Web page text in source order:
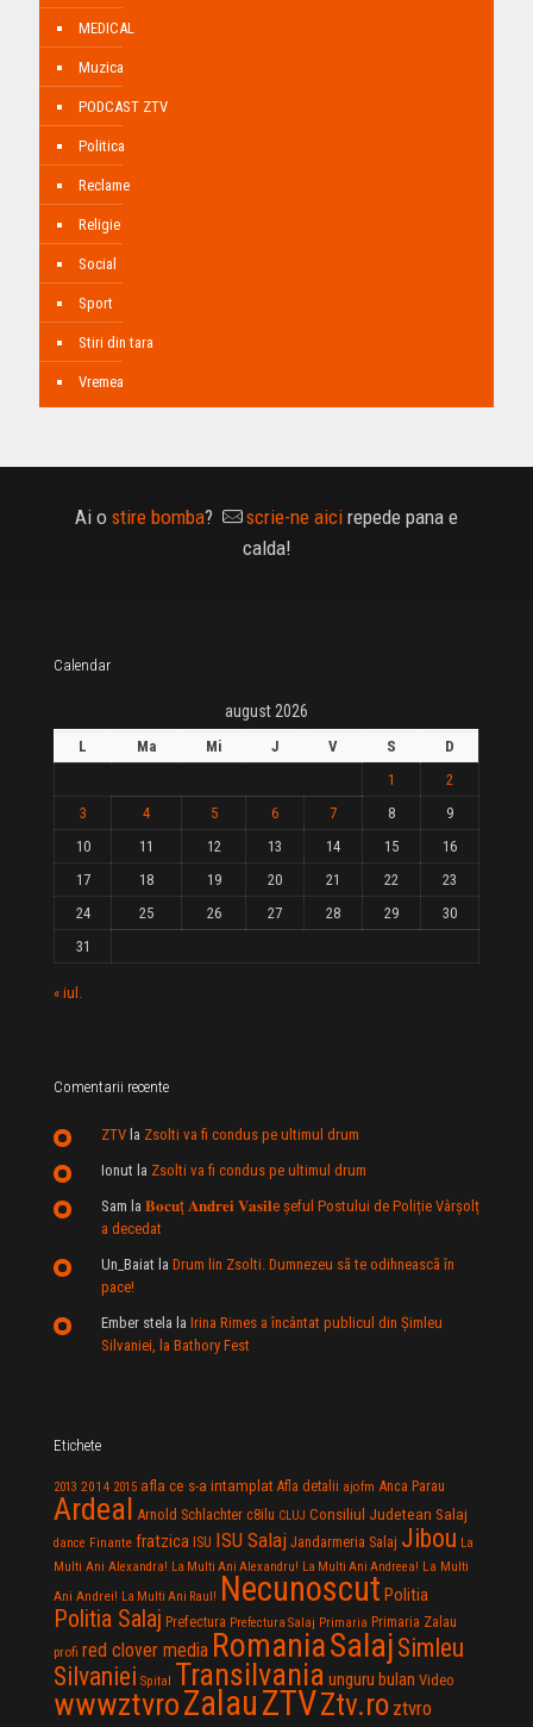
MEDICAL
Muzica
PODCAST ZTV
Politica
Reclame
Religie
Social
Sport
Stiri din tara
Vremea
Ai o stire bomba? scrie-ne aici repede pana e
calda!
Calendar
august 2026
L Ma Mi J V S
D
1
2
3
4 5 6 7 8
9
10
11 12 13 14 15
16
17
18 19 20 21 22
23
24
25 26 27 28 29
30
31
« iul.
Comentarii recente
ZTV la Zsolti va fi condus pe ultimul drum
Ionut la Zsolti va fi condus pe ultimul drum
Sam la 𝐁𝐨𝐜𝐮ț 𝐀𝐧𝐝𝐫𝐞𝐢 𝐕𝐚𝐬𝐢𝐥e şeful Postului de Poliție Vârșolț
a decedat
Un_Baiat la Drum lin Zsolti. Dumnezeu sã te odihneascã în
pace!
Ember stela la Irina Rimes a încântat publicul din Şimleu
Silvaniei, la Bathory Fest
Etichete
2013 2014 2015 afla ce s-a intamplat Afla detalii ajofm Anca Parau
Ardeal Arnold Schlachter c8ilu CLUJ Consiliul Judetean Salaj
dance Finante fratzica ISU ISU Salaj Jandarmeria Salaj Jibou La
Multi Ani Alexandra! La Multi Ani Alexandru! La Multi Ani Andreea! La Multi
Ani Andrei! La Multi Ani Raul! Necunoscut Politia
Politia Salaj Prefectura Prefectura Salaj Primaria Primaria Zalau
profi red clover media RomaniaSalaj Simleu
Silvaniei Spital Transilvania unguru bulan Video
wwwztvroZalauZTVZtv.ro ztvro